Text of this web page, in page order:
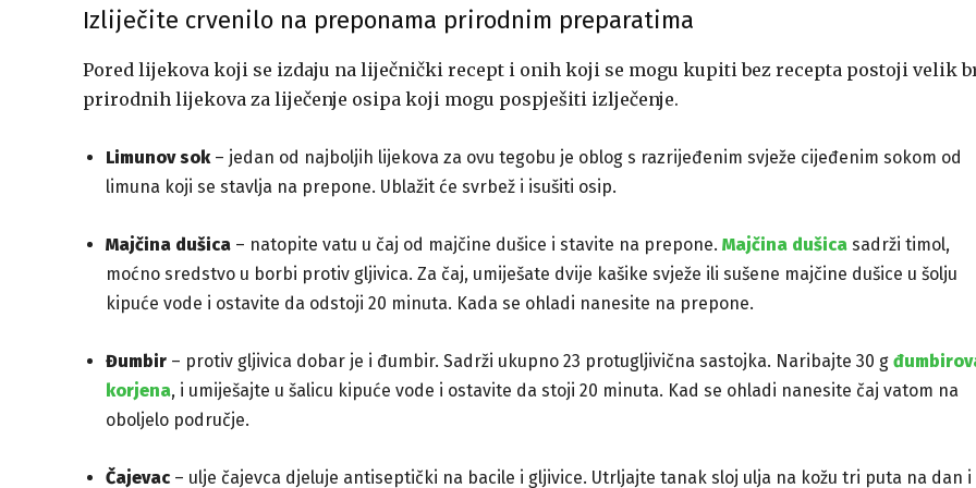
Izliječite crvenilo na preponama prirodnim preparatima
Pored lijekova koji se izdaju na liječnički recept i onih koji se mogu kupiti bez recepta postoji velik
prirodnih lijekova za liječenje osipa koji mogu pospješiti izlječenje.
Limunov sok– jedan od najboljih lijekova za ovu tegobu je oblog s razrijeđenim svježe cijeđenim sokom od
limuna koji se stavlja na prepone. Ublažit će svrbež i isušiti osip.
Majčina dušica – natopite vatu u čaj od majčine dušice i stavite na prepone. Majčina dušica sadrži timol,
moćno sredstvo u borbi protiv gljivica. Za čaj, umiješate dvije kašike svježe ili sušene majčine dušice u šolju
kipuće vode i ostavite da odstoji 20 minuta. Kada se ohladi nanesite na prepone.
Đumbir – protiv gljivica dobar je i đumbir. Sadrži ukupno 23 protugljivična sastojka. Naribajte 30 g
korjena, i umiješajte u šalicu kipuće vode i ostavite da stoji 20 minuta. Kad se ohladi nanesite čaj vatom na
oboljelo područje.
Čajevac – ulje čajevca djeluje antiseptički na bacile i gljivice. Utrljajte tanak sloj ulja na kožu tri puta na dan i